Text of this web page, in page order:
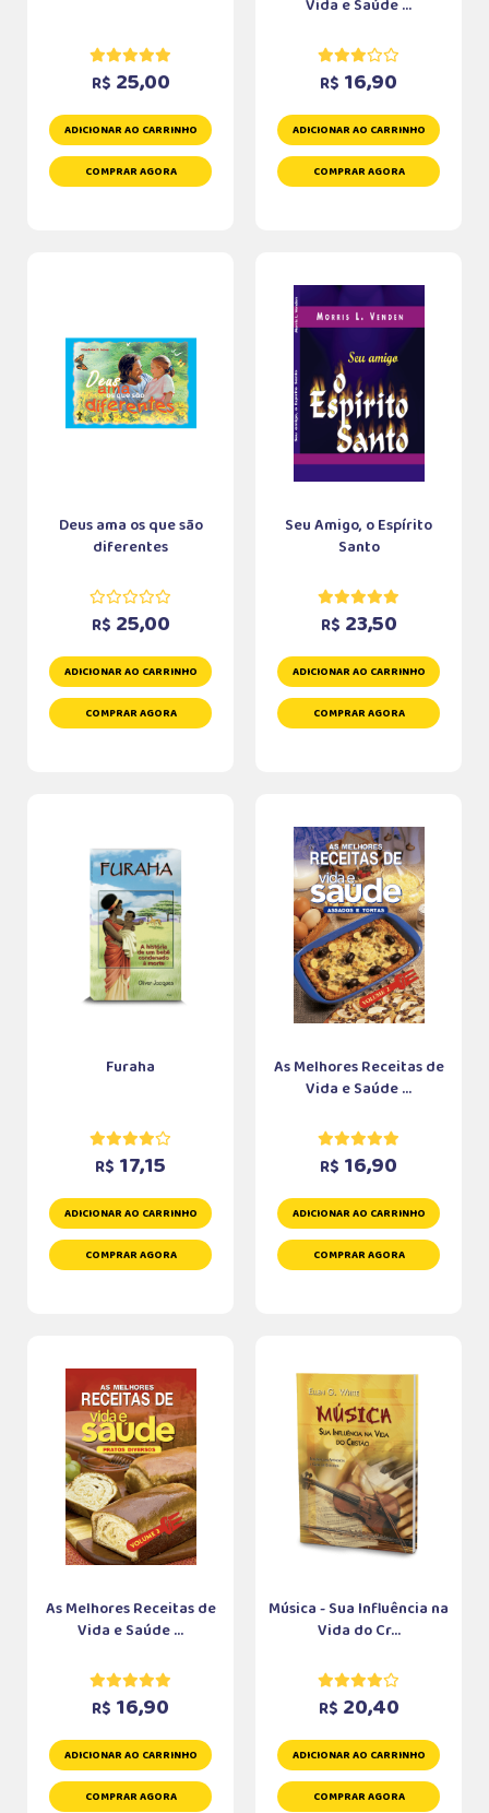
R$ 25,00
ADICIONAR AO CARRINHO
COMPRAR AGORA
Vida e Saúde ...
R$ 16,90
ADICIONAR AO CARRINHO
COMPRAR AGORA
Deus ama os que são
diferentes
R$ 25,00
ADICIONAR AO CARRINHO
COMPRAR AGORA
Seu Amigo, o Espírito
Santo
R$ 23,50
ADICIONAR AO CARRINHO
COMPRAR AGORA
Furaha
R$ 17,15
ADICIONAR AO CARRINHO
COMPRAR AGORA
As Melhores Receitas de
Vida e Saúde ...
R$ 16,90
ADICIONAR AO CARRINHO
COMPRAR AGORA
As Melhores Receitas de
Vida e Saúde ...
R$ 16,90
ADICIONAR AO CARRINHO
COMPRAR AGORA
Música - Sua Influência na
Vida do Cr...
R$ 20,40
ADICIONAR AO CARRINHO
COMPRAR AGORA